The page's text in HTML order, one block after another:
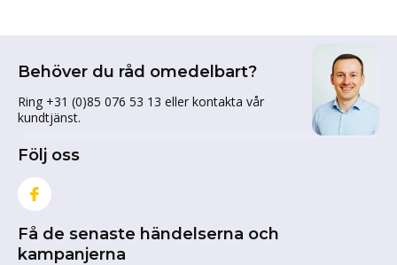
Behöver du råd omedelbart?
Ring +31 (0)85 076 53 13 eller kontakta vår
kundtjänst.
Följ oss
Få de senaste händelserna och
kampanjerna